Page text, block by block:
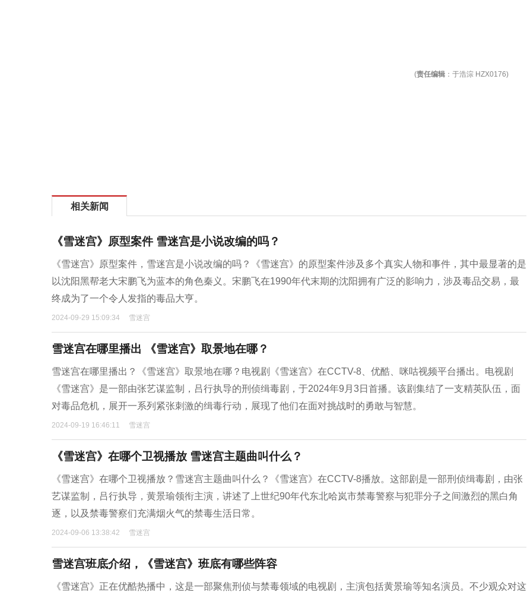
(责任编辑 ：于浩淙 HZX0176)
相关新闻
《雪迷宫》原型案件 雪迷宫是小说改编的吗？
​《雪迷宫》原型案件，雪迷宫是小说改编的吗？‌《雪迷宫》的原型案件涉及多个真实人物和事件，其中最显著的是
以沈阳黑帮老大宋鹏飞为蓝本的角色‌秦义。宋鹏飞在1990年代末期的沈阳拥有广泛的影响力，涉及毒品交易，最
终成为了一个令人发指的毒品大亨。
2024-09-29 15:09:34 雪迷宫
雪迷宫在哪里播出 《雪迷宫》取景地在哪？
雪迷宫在哪里播出？《雪迷宫》取景地在哪？‌电视剧《雪迷宫》在CCTV-8、优酷、咪咕视频平台播出。‌电视剧
《雪迷宫》是一部由张艺谋监制，吕行执导的刑侦缉毒剧，于2024年9月3日首播。该剧集结了一支精英队伍，面
对毒品危机，展开一系列紧张刺激的缉毒行动，展现了他们在面对挑战时的勇敢与智慧。
2024-09-19 16:46:11 雪迷宫
《雪迷宫》在哪个卫视播放 雪迷宫主题曲叫什么？
​《雪迷宫》在哪个卫视播放？雪迷宫主题曲叫什么？《雪迷宫》在CCTV-8播放。‌这部剧是一部刑侦缉毒剧，由张
艺谋监制，吕行执导，黄景瑜领衔主演，讲述了上世纪90年代东北哈岚市禁毒警察与犯罪分子之间激烈的黑白角
逐，以及禁毒警察们充满烟火气的禁毒生活日常。
2024-09-06 13:38:42 雪迷宫
雪迷宫班底介绍，《雪迷宫》班底有哪些阵容
《雪迷宫》正在优酷热播中，这是一部聚焦刑侦与禁毒领域的电视剧，主演包括黄景瑜等知名演员。不少观众对这